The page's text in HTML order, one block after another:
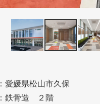
：愛媛県松山市久保
：鉄骨造 ２階